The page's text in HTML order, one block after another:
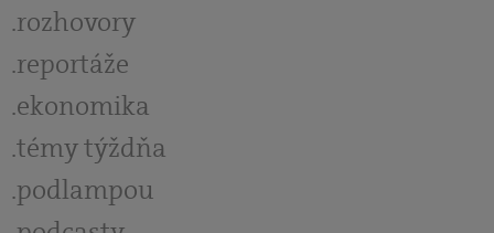
rozhovory
reportáže
ekonomika
témy týždňa
podlampou